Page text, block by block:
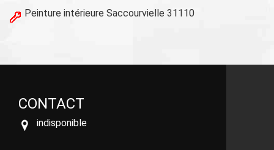
Peinture intérieure Saccourvielle 31110
CONTACT
indisponible